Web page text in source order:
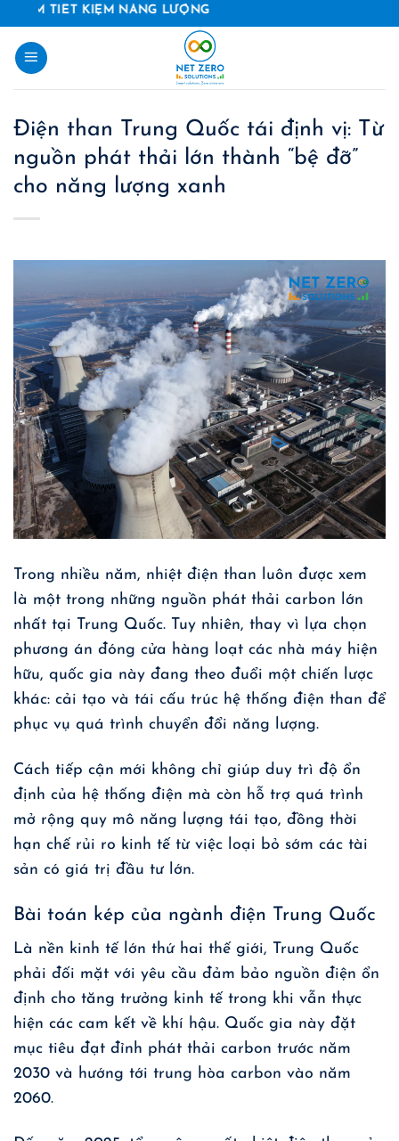
content
KIỆM NĂNG LƯỢNG
Điện than Trung Quốc tái định vị: Từ
nguồn phát thải lớn thành “bệ đỡ”
cho năng lượng xanh
Trong nhiều năm, nhiệt điện than luôn được xem
là một trong những nguồn phát thải carbon lớn
nhất tại Trung Quốc. Tuy nhiên, thay vì lựa chọn
phương án đóng cửa hàng loạt các nhà máy hiện
hữu, quốc gia này đang theo đuổi một chiến lược
khác: cải tạo và tái cấu trúc hệ thống điện than để
phục vụ quá trình chuyển đổi năng lượng.
Cách tiếp cận mới không chỉ giúp duy trì độ ổn
định của hệ thống điện mà còn hỗ trợ quá trình
mở rộng quy mô năng lượng tái tạo, đồng thời
hạn chế rủi ro kinh tế từ việc loại bỏ sớm các tài
sản có giá trị đầu tư lớn.
Bài toán kép của ngành điện Trung Quốc
Là nền kinh tế lớn thứ hai thế giới, Trung Quốc
phải đối mặt với yêu cầu đảm bảo nguồn điện ổn
định cho tăng trưởng kinh tế trong khi vẫn thực
hiện các cam kết về khí hậu. Quốc gia này đặt
mục tiêu đạt đỉnh phát thải carbon trước năm
2030 và hướng tới trung hòa carbon vào năm
2060.